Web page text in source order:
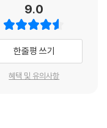
동반가사유상 두 분과의
탐구서이자 안내서이다.
도록 국립중앙박물관을
한 관람을 즐겨왔다. 언
인공은 당연히 금동반가
9.0
한줄평 쓰기
혜택 및 유의사항